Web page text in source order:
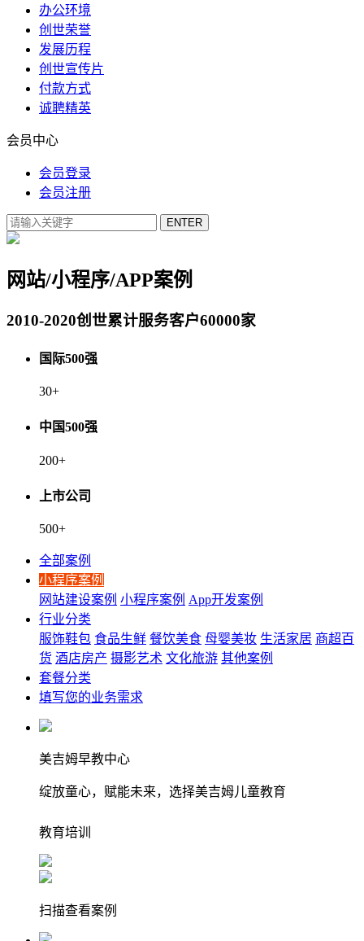
办公环境
创世荣誉
发展历程
创世宣传片
付款方式
诚聘精英
会员中心
会员登录
会员注册
网站/小程序/APP案例
2010-2020创世累计服务客户60000家
国际500强
30+
中国500强
200+
上市公司
500+
全部案例
小程序案例
网站建设案例 小程序案例 App开发案例
行业分类
服饰鞋包 食品生鲜 餐饮美食 母婴美妆 生活家居 商超百
货 酒店房产 摄影艺术 文化旅游 其他案例
套餐分类
填写您的业务需求
美吉姆早教中心
绽放童心，赋能未来，选择美吉姆儿童教育
教育培训
扫描查看案例